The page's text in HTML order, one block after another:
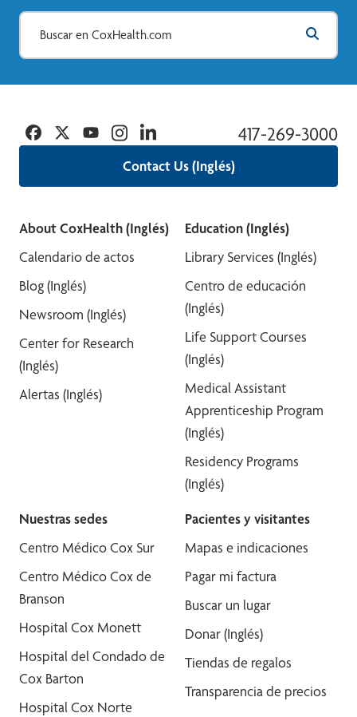
Contact Us (Inglés)
417-269-3000
Facebook
TwitterYouTubeInstagramLinkedin
About CoxHealth (Inglés)
Calendario de actos
Blog (Inglés)
Newsroom (Inglés)
Center for Research
(Inglés)
Alertas (Inglés)
Education (Inglés)
Library Services (Inglés)
Centro de educación
(Inglés)
Life Support Courses
(Inglés)
Medical Assistant
Apprenticeship Program
(Inglés)
Residency Programs
(Inglés)
Nuestras sedes
Centro Médico Cox Sur
Centro Médico Cox de
Branson
Hospital Cox Monett
Hospital del Condado de
Cox Barton
Hospital Cox Norte
Pacientes y visitantes
Mapas e indicaciones
Pagar mi factura
Buscar un lugar
Donar (Inglés)
Tiendas de regalos
Transparencia de precios